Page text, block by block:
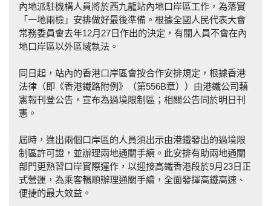
內地派駐機構人員將於西九龍站內地口岸區工作，為落實
「一地兩檢」安排做好最後準備。根據全國人民代表大會
常務委員會去年12月27日作出的決定，有關人員不會在內
地口岸區以外區域執法。
同日起，站內的香港口岸區會按合作安排規定，根據香港
法律（即《香港鐵路附例》（第556B章））由港鐵公司藉
憲報刊登公告，宣布為過境限制區；相關公告同於明日刊
憲。
屆時，進出兩個口岸區的人員須出示由港鐵發出的過境限
制區許可證，並辦理兩地通關手續。此安排有助兩地通關
部門更熟習口岸實際運作，以迎接高鐵香港段於9月23日正
式營運，為乘客暢順辦理通關手續，全面發揮高鐵高速、
便捷的最大效益。